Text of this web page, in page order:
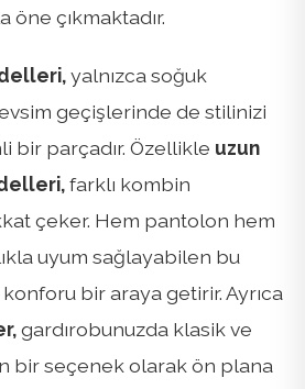
öne çıkmaktadır.
yalnızca soğuk
geçişlerinde de stilinizi
bir parçadır. Özellikle uzun
farklı kombin
çeker. Hem pantolon hem
uyum sağlayabilen bu
konforu bir araya getirir. Ayrıca
gardırobunuzda klasik ve
bir seçenek olarak ön plana